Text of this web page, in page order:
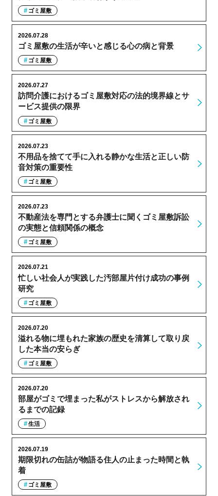
ゴミ屋敷
ゴミ屋敷の生活が辛いと感じる心の病と背景
2026.07.28
ゴミ屋敷
訪問介護におけるゴミ屋敷対応の法的境界線とサ
ービス提供の限界
2026.07.27
ゴミ屋敷
不用品を捨てて手に入れる静かな生活と正しい防
音対策の重要性
2026.07.23
ゴミ屋敷
不動産法を専門とする弁護士に聞くゴミ屋敷訴訟
の実態と信頼関係の概念
2026.07.23
ゴミ屋敷
忙しい社会人が実践した汚部屋片付け成功の事例
研究
2026.07.21
ゴミ屋敷
溢れる物に埋もれた家族の歴史を清算して取り戻
した本当の安らぎ
2026.07.20
ゴミ屋敷
部屋がゴミで埋まった私がストレスから解放され
るまでの記録
2026.07.20
生活
期限切れの缶詰が物語る住人の止まった時間と執
着
2026.07.19
ゴミ屋敷